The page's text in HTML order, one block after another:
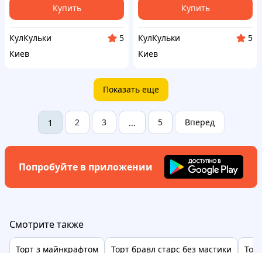
Купить
КулКульки
5
Киев
Купить
КулКульки
5
Киев
Показать еще
1 2 3 ... 5 Вперед
Попробуйте в приложении
Смотрите также
Торт з майнкрафтом Торт бравл старс без мастики